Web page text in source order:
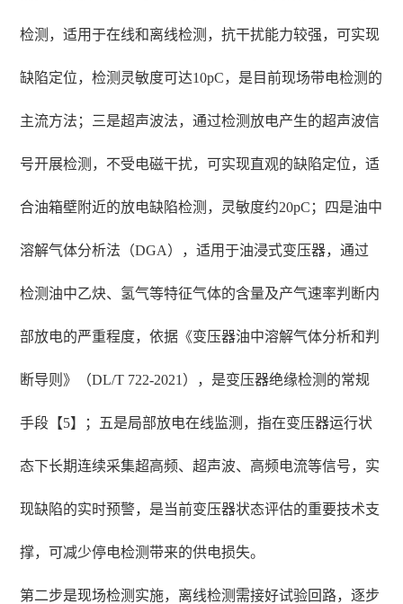
检测，适用于在线和离线检测，抗干扰能力较强，可实现
缺陷定位，检测灵敏度可达10pC，是目前现场带电检测的
主流方法；三是超声波法，通过检测放电产生的超声波信
号开展检测，不受电磁干扰，可实现直观的缺陷定位，适
合油箱壁附近的放电缺陷检测，灵敏度约20pC；四是油中
溶解气体分析法（DGA），适用于油浸式变压器，通过
检测油中乙炔、氢气等特征气体的含量及产气速率判断内
部放电的严重程度，依据《变压器油中溶解气体分析和判
断导则》（DL/T 722-2021），是变压器绝缘检测的常规
手段【5】；五是局部放电在线监测，指在变压器运行状
态下长期连续采集超高频、超声波、高频电流等信号，实
现缺陷的实时预警，是当前变压器状态评估的重要技术支
撑，可减少停电检测带来的供电损失。
第二步是现场检测实施，离线检测需接好试验回路，逐步